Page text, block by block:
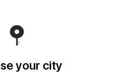
your city